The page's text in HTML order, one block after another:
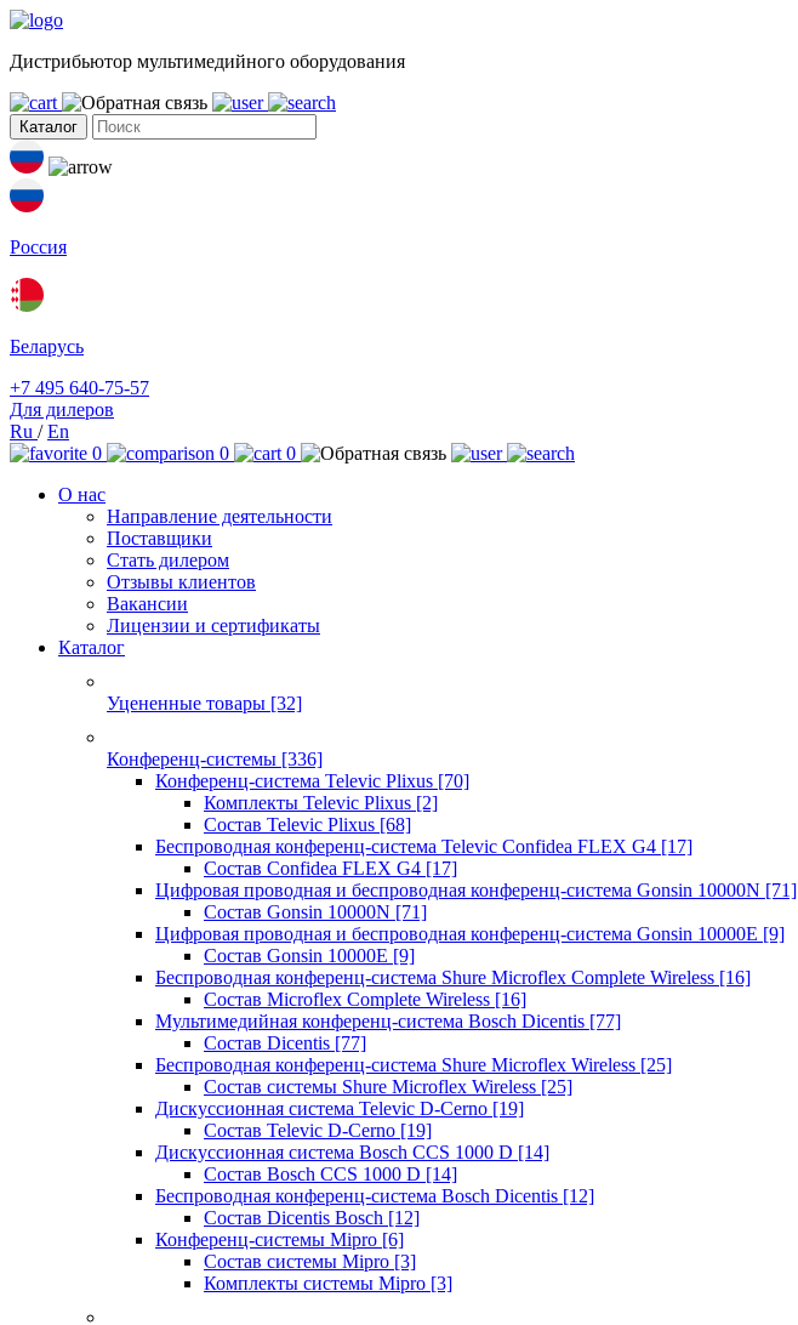
Дистрибьютор мультимедийного оборудования
Каталог
Россия
Беларусь
+7 495 640-75-57
Для дилеров
Ru /En
0
0
0
О нас
Направление деятельности
Поставщики
Стать дилером
Отзывы клиентов
Вакансии
Лицензии и сертификаты
Каталог
Уцененные товары [32]
Конференц-системы [336]
Конференц-система Televic Plixus [70]
Комплекты Televic Plixus [2]
Состав Televic Plixus [68]
Беспроводная конференц-система Televic Confidea FLEX G4 [17]
Состав Confidea FLEX G4 [17]
Цифровая проводная и беспроводная конференц-система Gonsin 10000N [71]
Состав Gonsin 10000N [71]
Цифровая проводная и беспроводная конференц-система Gonsin 10000E [9]
Состав Gonsin 10000E [9]
Беспроводная конференц-система Shure Microflex Complete Wireless [16]
Состав Microflex Complete Wireless [16]
Мультимедийная конференц-система Bosch Dicentis [77]
Состав Dicentis [77]
Беспроводная конференц-система Shure Microflex Wireless [25]
Состав системы Shure Microflex Wireless [25]
Дискуссионная система Televic D-Cerno [19]
Состав Televic D-Cerno [19]
Дискуссионная система Bosch CCS 1000 D [14]
Состав Bosch CCS 1000 D [14]
Беспроводная конференц-система Bosch Dicentis [12]
Состав Dicentis Bosch [12]
Конференц-системы Mipro [6]
Состав системы Mipro [3]
Комплекты системы Mipro [3]